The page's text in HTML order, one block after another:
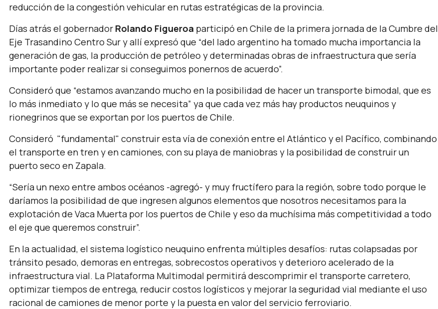
reducción de la congestión vehicular en rutas estratégicas de la provincia.
Días atrás el gobernador Rolando Figueroa participó en Chile de la primera jornada de la Cumbre del
Eje Trasandino Centro Sur y allí expresó que “del lado argentino ha tomado mucha importancia la
generación de gas, la producción de petróleo y determinadas obras de infraestructura que sería
importante poder realizar si conseguimos ponernos de acuerdo”.
Consideró que “estamos avanzando mucho en la posibilidad de hacer un transporte bimodal, que es
lo más inmediato y lo que más se necesita” ya que cada vez más hay productos neuquinos y
rionegrinos que se exportan por los puertos de Chile.
Consideró "fundamental" construir esta vía de conexión entre el Atlántico y el Pacífico, combinando
el transporte en tren y en camiones, con su playa de maniobras y la posibilidad de construir un
puerto seco en Zapala.
“Sería un nexo entre ambos océanos -agregó- y muy fructífero para la región, sobre todo porque le
daríamos la posibilidad de que ingresen algunos elementos que nosotros necesitamos para la
explotación de Vaca Muerta por los puertos de Chile y eso da muchísima más competitividad a todo
el eje que queremos construir”.
En la actualidad, el sistema logístico neuquino enfrenta múltiples desafíos: rutas colapsadas por
tránsito pesado, demoras en entregas, sobrecostos operativos y deterioro acelerado de la
infraestructura vial. La Plataforma Multimodal permitirá descomprimir el transporte carretero,
optimizar tiempos de entrega, reducir costos logísticos y mejorar la seguridad vial mediante el uso
racional de camiones de menor porte y la puesta en valor del servicio ferroviario.